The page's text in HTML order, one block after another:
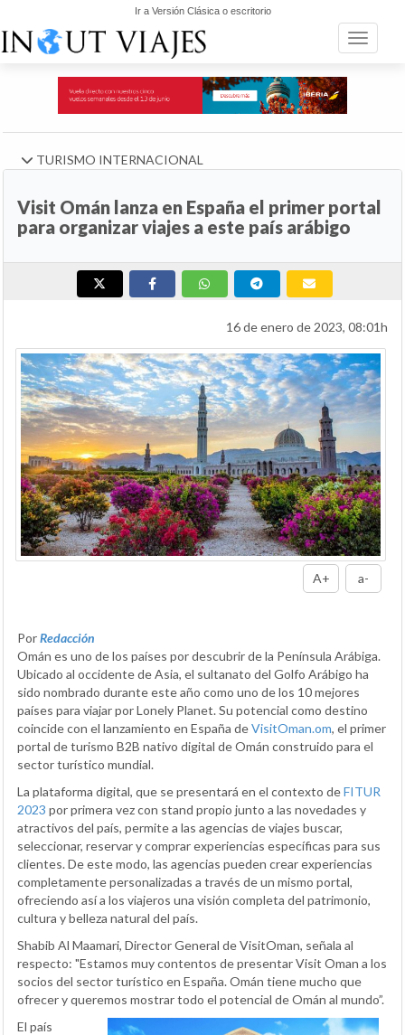
Ir a Versión Clásica o escritorio
Toggle
TURISMO INTERNACIONAL
Visit Omán lanza en España el primer portal
para organizar viajes a este país arábigo
16 de enero de 2023, 08:01h
A+ a-
PorRedacción
Omán es uno de los países por descubrir de la Península Arábiga.
Ubicado al occidente de Asia, el sultanato del Golfo Arábigo ha
sido nombrado durante este año como uno de los 10 mejores
países para viajar por Lonely Planet. Su potencial como destino
coincide con el lanzamiento en España deVisitOman.om, el primer
portal de turismo B2B nativo digital de Omán construido para el
sector turístico mundial.
La plataforma digital, que se presentará en el contexto deFITUR
2023 por primera vez con stand propio junto a las novedades y
atractivos del país, permite a las agencias de viajes buscar,
seleccionar, reservar y comprar experiencias específicas para sus
clientes. De este modo, las agencias pueden crear experiencias
completamente personalizadas a través de un mismo portal,
ofreciendo así a los viajeros una visión completa del patrimonio,
cultura y belleza natural del país.
Shabib Al Maamari, Director General de VisitOman, señala al
respecto: "Estamos muy contentos de presentar Visit Oman a los
socios del sector turístico en España. Omán tiene mucho que
ofrecer y queremos mostrar todo el potencial de Omán al mundo”.
El país